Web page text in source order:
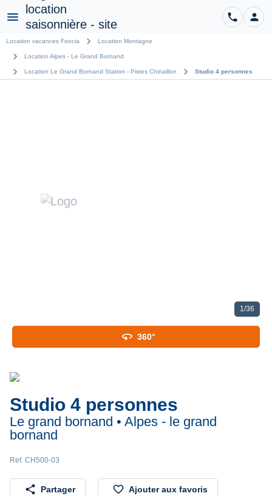
Menu phone person
Location vacances Foncia chevron_right Location Montagne
chevron_right Location Alpes - Le Grand Bornand
chevron_right Location Le Grand Bornand Station - Pistes Chinaillon chevron_right Studio 4 personnes
1/36
360 360°
Studio 4 personnes
Le grand bornand • Alpes - le grand
bornand
Ref. CH500-03
share Partager favorite_border Ajouter aux favoris